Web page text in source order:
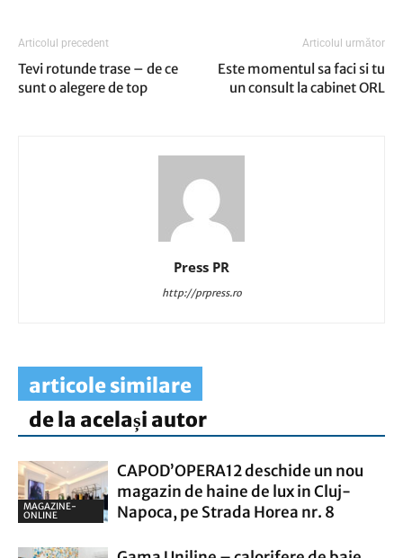
Articolul precedent
Tevi rotunde trase – de ce
sunt o alegere de top
Articolul următor
Este momentul sa faci si tu
un consult la cabinet ORL
Press PR
http://prpress.ro
articole similare
de la același autor
MAGAZINE-
ONLINE
CAPOD’OPERA12 deschide un nou
magazin de haine de lux in Cluj-
Napoca, pe Strada Horea nr. 8